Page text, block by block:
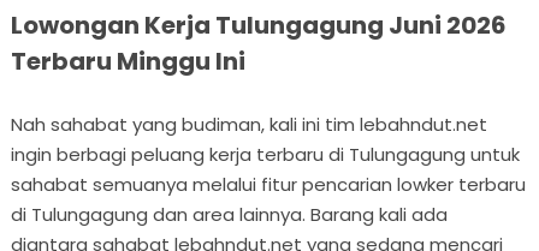
Lowongan Kerja Tulungagung Juni 2026
Terbaru Minggu Ini
Nah sahabat yang budiman, kali ini tim lebahndut.net
ingin berbagi peluang kerja terbaru di Tulungagung untuk
sahabat semuanya melalui fitur pencarian lowker terbaru
di Tulungagung dan area lainnya. Barang kali ada
diantara sahabat lebahndut.net yang sedang mencari